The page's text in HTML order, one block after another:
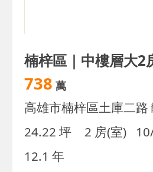
738 萬
高雄市楠梓區土庫二路
24.22 坪 2 房(室)
12.1 年